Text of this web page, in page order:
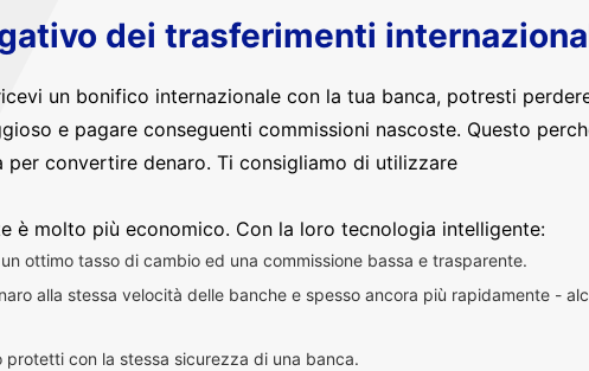
dei trasferimenti
un bonifico internazionale con la tua banca, potresti
e pagare conseguenti commissioni nascoste. Questo
per convertire denaro. Ti consigliamo di utilizzare
è molto più economico. Con la loro tecnologia intelligente:
ottimo tasso di cambio ed una commissione bassa e trasparente.
alla stessa velocità delle banche e spesso ancora più rapidamente -
protetti con la stessa sicurezza di una banca.